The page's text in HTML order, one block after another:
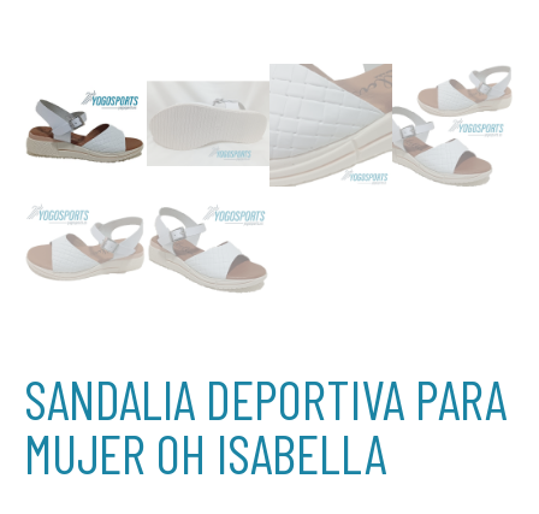
SANDALIA DEPORTIVA PARA
MUJER OH ISABELLA